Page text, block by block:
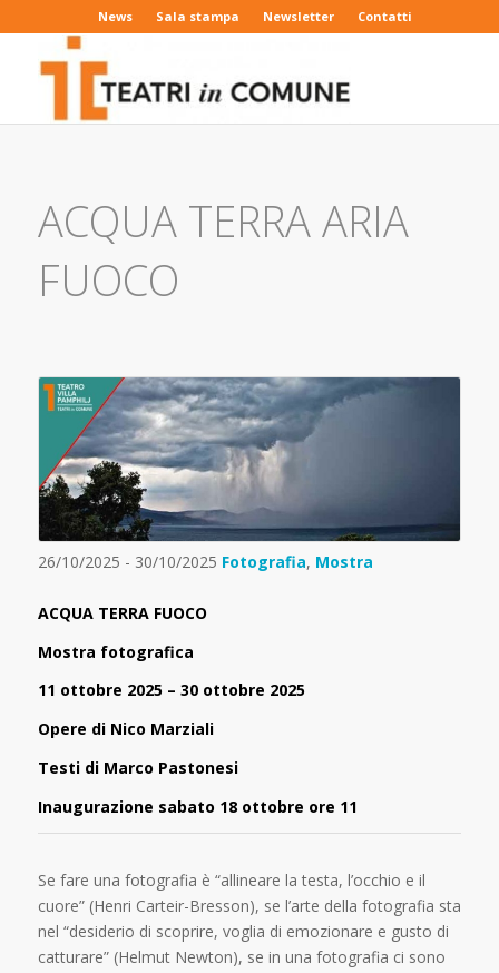
News Sala stampa Newsletter Contatti
ACQUA TERRA ARIA
FUOCO
26/10/2025 - 30/10/2025 Fotografia, Mostra
ACQUA TERRA FUOCO
Mostra fotografica
11 ottobre 2025 – 30 ottobre 2025
Opere di Nico Marziali
Testi di Marco Pastonesi
Inaugurazione sabato 18 ottobre ore 11
Se fare una fotografia è “allineare la testa, l’occhio e il
cuore” (Henri Carteir-Bresson), se l’arte della fotografia sta
nel “desiderio di scoprire, voglia di emozionare e gusto di
catturare” (Helmut Newton), se in una fotografia ci sono